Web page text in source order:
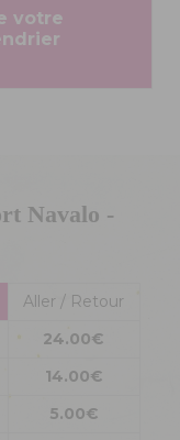
votre
Navalo -
Aller / Retour
24.00€
14.00€
5.00€